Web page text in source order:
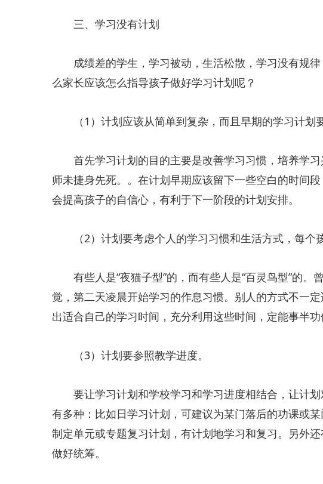
三、学习没有计划
成绩差的学生，学习被动，生活松散，学习没有规律
么家长应该怎么指导孩子做好学习计划呢？
（1）计划应该从简单到复杂，而且早期的学习计划要
首先学习计划的目的主要是改善学习习惯，培养学习
师未捷身先死。。在计划早期应该留下一些空白的时间
会提高孩子的自信心，有利于下一阶段的计划安排。
（2）计划要考虑个人的学习习惯和生活方式，每个
有些人是“夜猫子型”的，而有些人是“百灵鸟型”的。
觉，第二天凌晨开始学习的作息习惯。别人的方式不一
出适合自己的学习时间，充分利用这些时间，定能事半功
（3）计划要参照教学进度。
要让学习计划和学校学习和学习进度相结合，让计划
有多种：比如日学习计划，可建议为某门落后的功课或
制定单元或专题复习计划，有计划地学习和复习。另外
做好统筹。